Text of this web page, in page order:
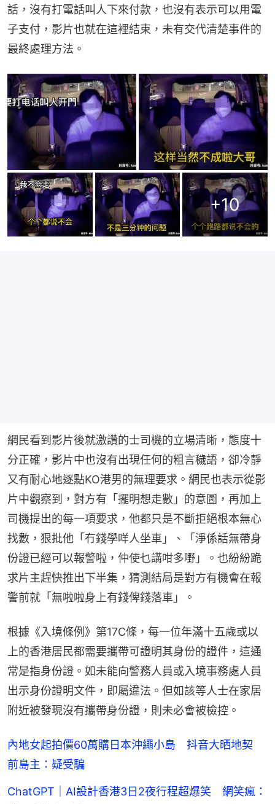
話，沒有打電話叫人下來付款，也沒有表示可以用電
子支付，影片也就在這裡結束，未有交代清楚事件的
最終處理方法。
+10
網民看到影片後就激讚的士司機的立場清晰，態度十
分正確，影片中也沒有出現任何的粗言穢語，卻冷靜
又有耐心地逐點KO港男的無理要求。網民也表示從影
片中觀察到，對方有「擺明想走數」的意圖，再加上
司機提出的每一項要求，他都只是不斷拒絕根本無心
找數，狠批他「冇錢學咩人坐車」、「淨係話無帶身
份證已經可以報警啦，仲使乜講咁多嘢」。也紛紛跪
求片主趕快推出下半集，猜測結局是對方有機會在報
警前就「無啦啦身上有錢俾錢落車」。
根據《入境條例》第17C條，每一位年滿十五歲或以
上的香港居民都需要攜帶可證明其身份的證件，這通
常是指身份證。如未能向警務人員或入境事務處人員
出示身份證明文件，即屬違法。但如該等人士在家居
附近被發現沒有攜帶身份證，則未必會被檢控。
內地女起拍價60萬購日本沖繩小島 抖音大晒地契
前島主：疑受騙
ChatGPT｜AI設計香港3日2夜行程超爆笑 網笑瘋：